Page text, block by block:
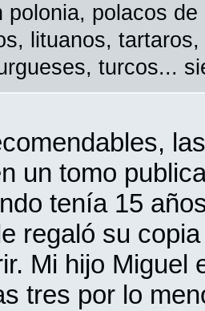
polonia, polacos
lituanos,
turcos...
un tomo
tenía 15
regaló su
Mi hijo Miguel
tres por lo